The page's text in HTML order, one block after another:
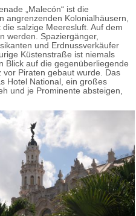
„Malecón“ ist die
angrenzenden Kolonialhäusern,
salzige Meeresluft. Auf dem
werden. Spaziergänger,
und Erdnussverkäufer
Küstenstraße ist niemals
Blick auf die gegenüberliegende
vor Piraten gebaut wurde. Das
Hotel National, ein großes
und je Prominente absteigen,